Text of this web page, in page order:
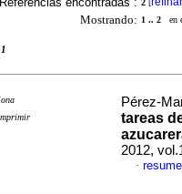
2 [
Mostrando: 1 .. 2 en
Pérez-
tareas
2012,
·